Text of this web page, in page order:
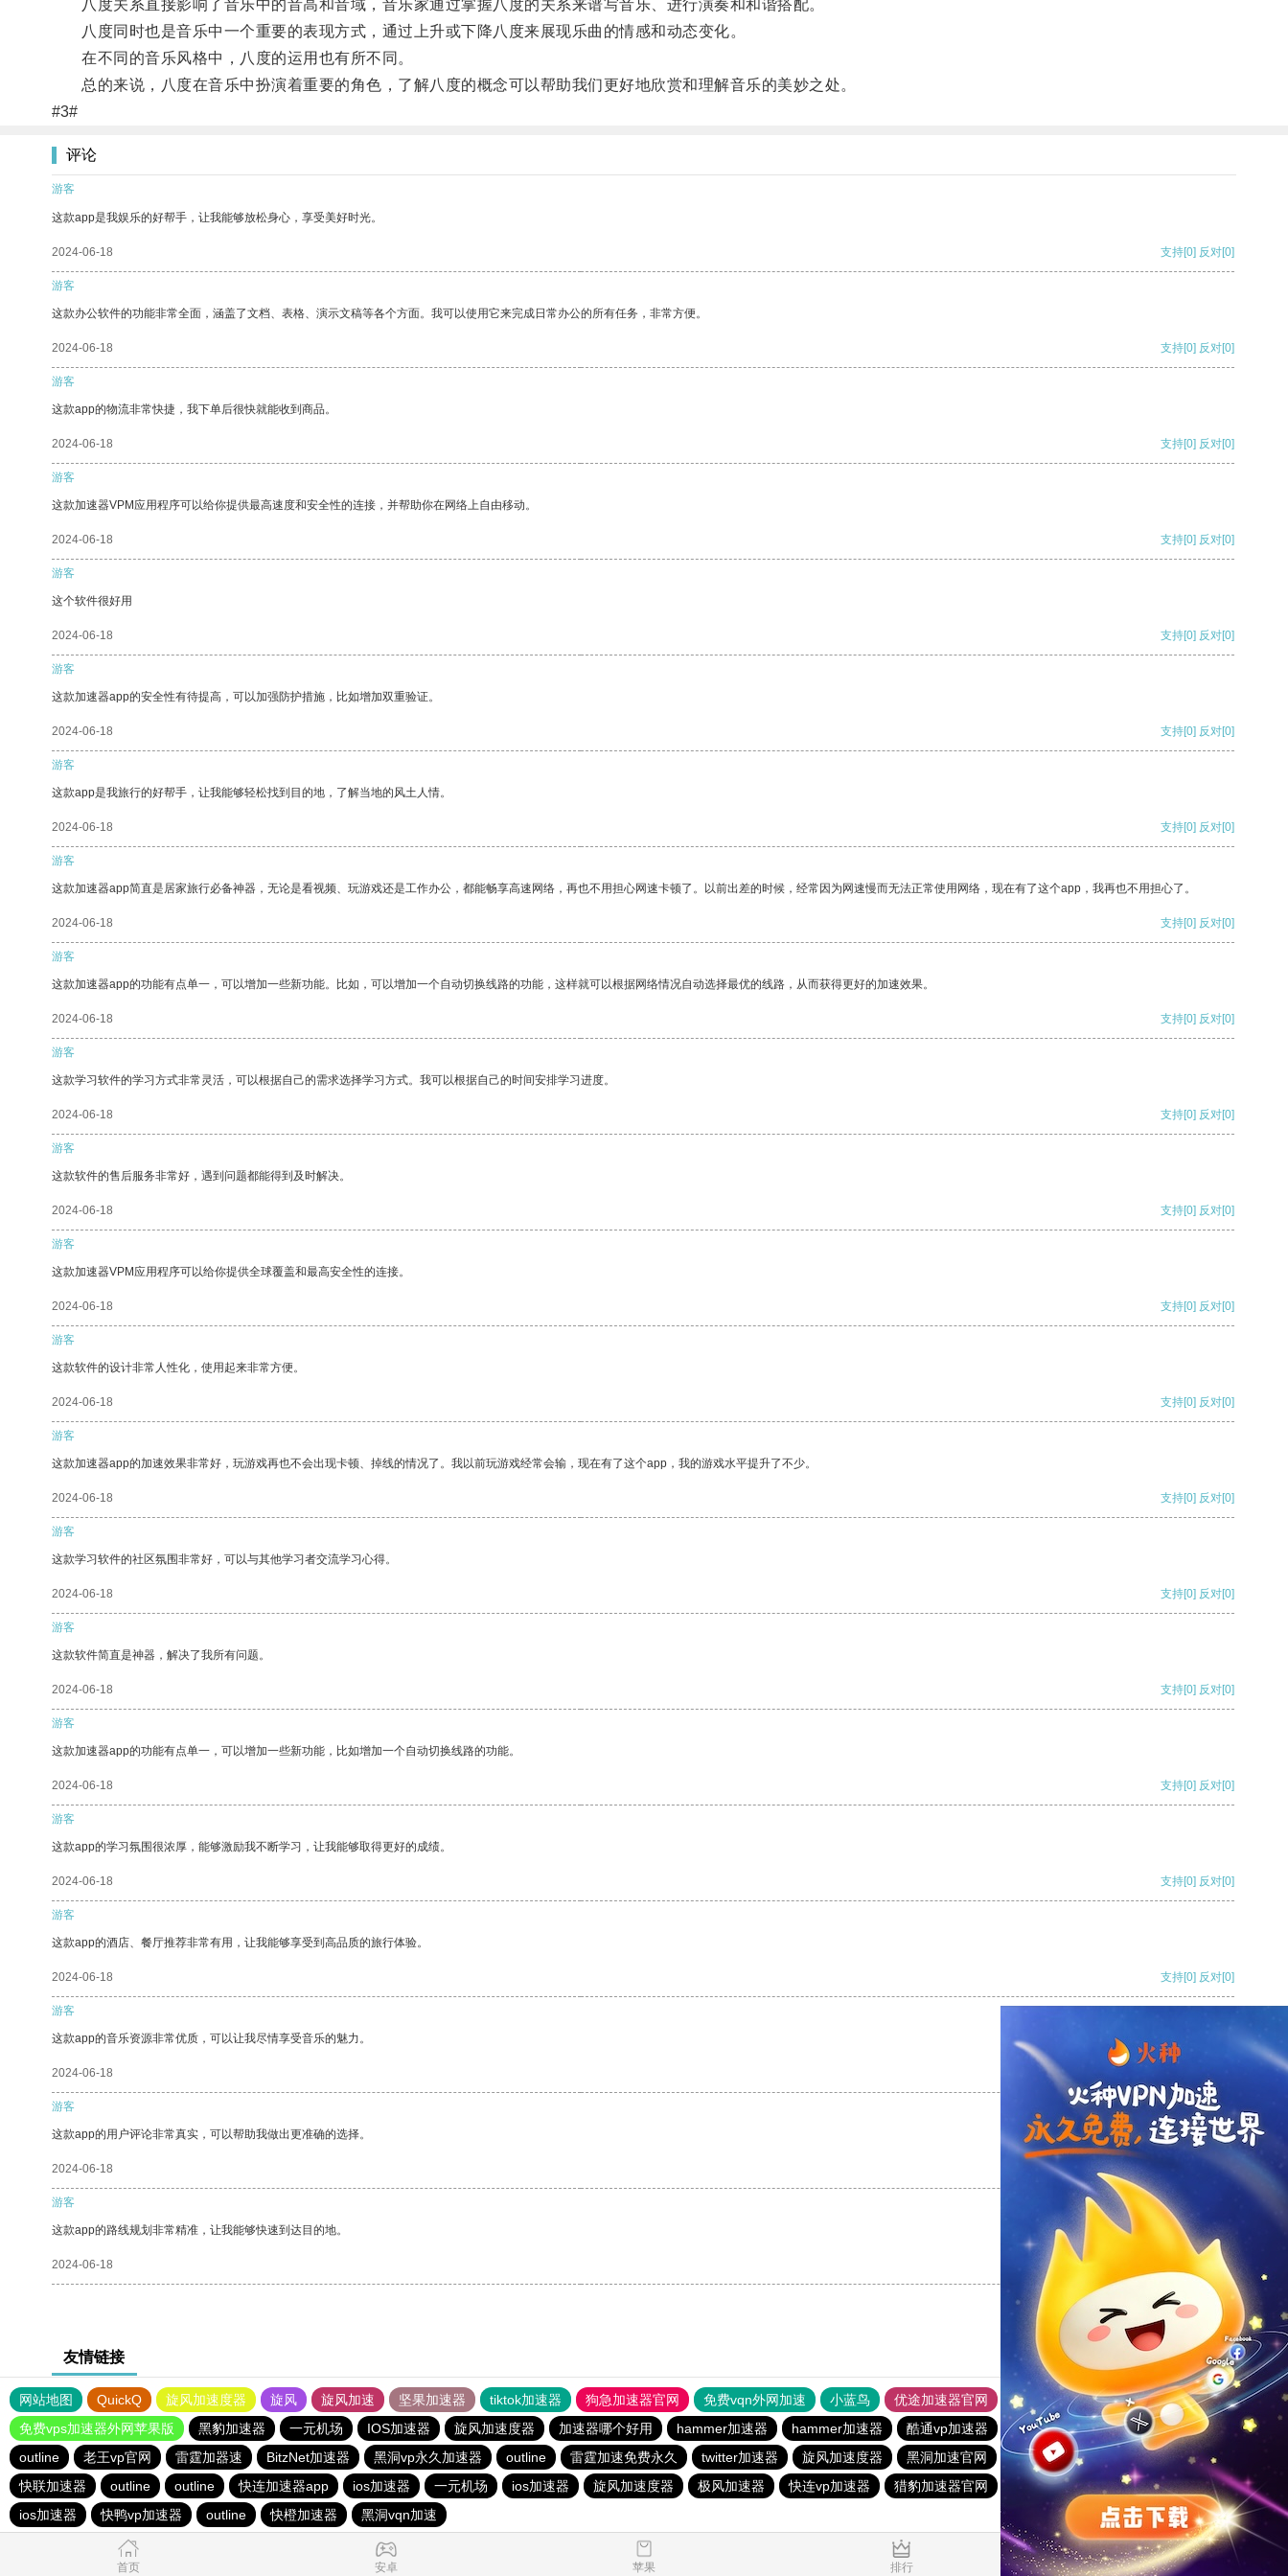
八度关系直接影响了音乐中的音高和音域，音乐家通过掌握八度的关系来谱写音乐、进行演奏和和谐搭配。
八度同时也是音乐中一个重要的表现方式，通过上升或下降八度来展现乐曲的情感和动态变化。
在不同的音乐风格中，八度的运用也有所不同。
总的来说，八度在音乐中扮演着重要的角色，了解八度的概念可以帮助我们更好地欣赏和理解音乐的美妙之处。
#3#
评论
游客
这款app是我娱乐的好帮手，让我能够放松身心，享受美好时光。
2024-06-18 支持[0] 反对[0]
游客
这款办公软件的功能非常全面，涵盖了文档、表格、演示文稿等各个方面。我可以使用它来完成日常办公的所有任务，非常方便。
2024-06-18 支持[0] 反对[0]
游客
这款app的物流非常快捷，我下单后很快就能收到商品。
2024-06-18 支持[0] 反对[0]
游客
这款加速器VPM应用程序可以给你提供最高速度和安全性的连接，并帮助你在网络上自由移动。
2024-06-18 支持[0] 反对[0]
游客
这个软件很好用
2024-06-18 支持[0] 反对[0]
游客
这款加速器app的安全性有待提高，可以加强防护措施，比如增加双重验证。
2024-06-18 支持[0] 反对[0]
游客
这款app是我旅行的好帮手，让我能够轻松找到目的地，了解当地的风土人情。
2024-06-18 支持[0] 反对[0]
游客
这款加速器app简直是居家旅行必备神器，无论是看视频、玩游戏还是工作办公，都能畅享高速网络，再也不用担心网速卡顿了。以前出差的时候，经常因为网速慢而无法正常使用网络，现在有了这个app，我再也不用担心了。
2024-06-18 支持[0] 反对[0]
游客
这款加速器app的功能有点单一，可以增加一些新功能。比如，可以增加一个自动切换线路的功能，这样就可以根据网络情况自动选择最优的线路，从而获得更好的加速效果。
2024-06-18 支持[0] 反对[0]
游客
这款学习软件的学习方式非常灵活，可以根据自己的需求选择学习方式。我可以根据自己的时间安排学习进度。
2024-06-18 支持[0] 反对[0]
游客
这款软件的售后服务非常好，遇到问题都能得到及时解决。
2024-06-18 支持[0] 反对[0]
游客
这款加速器VPM应用程序可以给你提供全球覆盖和最高安全性的连接。
2024-06-18 支持[0] 反对[0]
游客
这款软件的设计非常人性化，使用起来非常方便。
2024-06-18 支持[0] 反对[0]
游客
这款加速器app的加速效果非常好，玩游戏再也不会出现卡顿、掉线的情况了。我以前玩游戏经常会输，现在有了这个app，我的游戏水平提升了不少。
2024-06-18 支持[0] 反对[0]
游客
这款学习软件的社区氛围非常好，可以与其他学习者交流学习心得。
2024-06-18 支持[0] 反对[0]
游客
这款软件简直是神器，解决了我所有问题。
2024-06-18 支持[0] 反对[0]
游客
这款加速器app的功能有点单一，可以增加一些新功能，比如增加一个自动切换线路的功能。
2024-06-18 支持[0] 反对[0]
游客
这款app的学习氛围很浓厚，能够激励我不断学习，让我能够取得更好的成绩。
2024-06-18 支持[0] 反对[0]
游客
这款app的酒店、餐厅推荐非常有用，让我能够享受到高品质的旅行体验。
2024-06-18 支持[0] 反对[0]
游客
这款app的音乐资源非常优质，可以让我尽情享受音乐的魅力。
2024-06-18
游客
这款app的用户评论非常真实，可以帮助我做出更准确的选择。
2024-06-18 反对
游客
这款app的路线规划非常精准，让我能够快速到达目的地。
2024-06-18 反对[0]
友情链接
网站地图 QuickQ 旋风加速度器 旋风 旋风加速 坚果加速器 tiktok加速器 狗急加速器官网 免费vqn外网加速 小蓝鸟 优途加速器官网 风驰加速器 旋风加速器
八戒看书
免费vps加速器外网苹果版
黑豹加速器 一元机场 IOS加速器 旋风加速度器 加速器哪个好用 hammer加速器 hammer加速器 酷通vp加速器 极光加速器 火箭加速器
雷霆加器速
outline
老王vp官网 雷霆加器速 BitzNet加速器 黑洞vp永久加速器 outline 雷霆加速免费永久 twitter加速器 旋风加速度器 黑洞加速官网 旋风加速度器
红海pro加速器
快联加速器
outline outline 快连加速器app ios加速器 一元机场 ios加速器 旋风加速度器 极风加速器 快连vp加速器 猎豹加速器官网 西柚加速器 一元机场
ios加速器
ios加速器
快鸭vp加速器 outline 快橙加速器 黑洞vqn加速
首页 安卓 苹果 排行 推荐